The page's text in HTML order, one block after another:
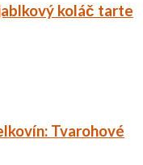
koláč tarte
Tvarohové